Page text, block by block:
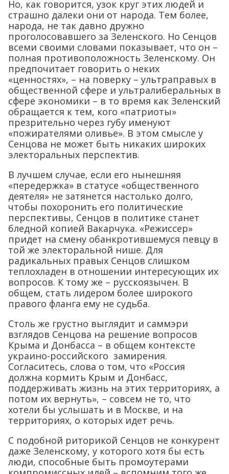
Но, как говорится, узок круг этих людей и
страшно далеки они от народа. Тем более,
народа, не так давно дружно
проголосовавшего за Зеленского. Но Сенцов
всеми своими словами показывает, что он –
полная противоположность Зеленскому. Он
предпочитает говорить о неких
«ценностях», – на поверку – ультраправых в
общественной сфере и ультралиберальных в
сфере экономики – в то время как Зеленский
обращается к тем, кого «патриоты»
презрительно через губу именуют
«пожирателями оливье». В этом смысле у
Сенцова не может быть никаких широких
электоральных перспектив.
В лучшем случае, если его нынешняя
«передержка» в статусе «общественного
деятеля» не затянется настолько долго,
чтобы похоронить его политические
перспективы, Сенцов в политике станет
бледной копией Вакарчука. «Режиссер»
придет на смену обанкротившемуся певцу в
той же электоральной нише. Для
радикальных правых Сенцов слишком
теплохладен в отношении интересующих их
вопросов. К тому же – русскоязычен. В
общем, стать лидером более широкого
правого фланга ему не судьба.
Столь же грустно выглядит и саммэри
взглядов Сенцова на решение вопросов
Крыма и Донбасса – в общем контексте
украино-российского замирения.
Согласитесь, слова о том, что «Россия
должна кормить Крым и Донбасс,
поддерживать жизнь на этих территориях, а
потом их вернуть», – совсем не то, что
хотели бы услышать и в Москве, и на
территориях, о которых идет речь.
С подобной риторикой Сенцов не конкурент
даже Зеленскому, у которого хотя бы есть
люди, способные быть промоутерами